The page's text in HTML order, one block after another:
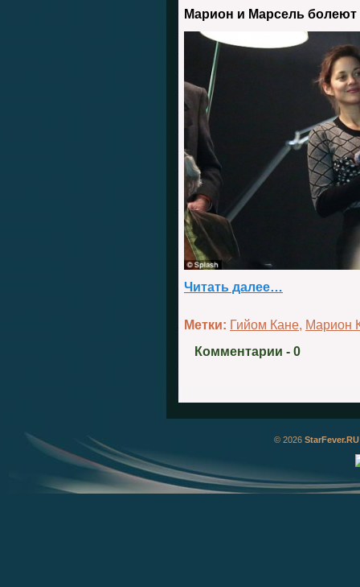
Марион и Марсель болеют
Читать далее…
Метки: Гийом Кане, Марион
Комментарии - 0
© 2026 StarFever.RU